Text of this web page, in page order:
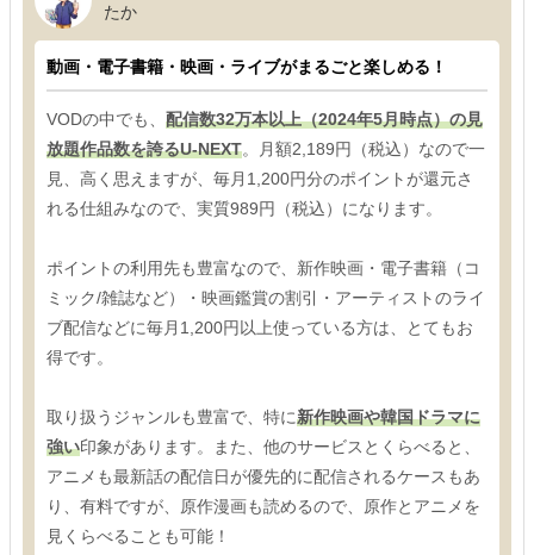
たか
動画・電子書籍・映画・ライブがまるごと楽しめる！
VODの中でも、 配信数32万本以上（2024年5月時点）の見
放題作品数を誇るU-NEXT。月額2,189円（税込）なので一
見、高く思えますが、毎月1,200円分のポイントが還元さ
れる仕組みなので、実質989円（税込）になります。
ポイントの利用先も豊富なので、新作映画・電子書籍（コ
ミック/雑誌など）・映画鑑賞の割引・アーティストのライ
ブ配信などに毎月1,200円以上使っている方は、とてもお
得です。
取り扱うジャンルも豊富で、特に新作映画や韓国ドラマに
強い印象があります。また、他のサービスとくらべると、
アニメも最新話の配信日が優先的に配信されるケースもあ
り、有料ですが、原作漫画も読めるので、原作とアニメを
見くらべることも可能！